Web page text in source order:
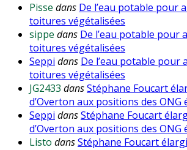
Pisse dans De l’eau potable pour
toitures végétalisées
sippe dans De l’eau potable pour
toitures végétalisées
Seppi dans De l’eau potable pour
toitures végétalisées
JG2433 dansStéphane Foucart
d’Overton aux positions des ONG
Seppi dansStéphane Foucart
d’Overton aux positions des ONG
Listo dansStéphane Foucart